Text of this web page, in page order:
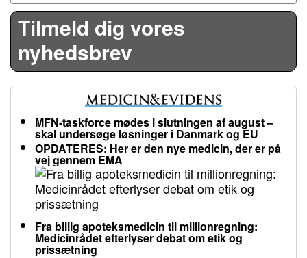
Tilmeld dig vores
nyhedsbrev
MFN-taskforce mødes i slutningen af august –
skal undersøge løsninger i Danmark og EU
OPDATERES: Her er den nye medicin, der er på
vej gennem EMA
Fra billig apoteksmedicin til millionregning:
Medicinrådet efterlyser debat om etik og
prissætning